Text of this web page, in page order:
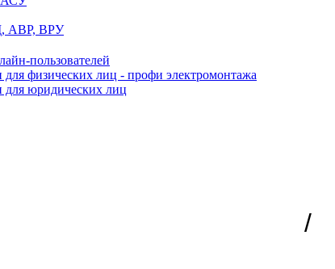
АВР, ВРУ
пользователей
для физических лиц - профи электромонтажа
для юридических лиц
/